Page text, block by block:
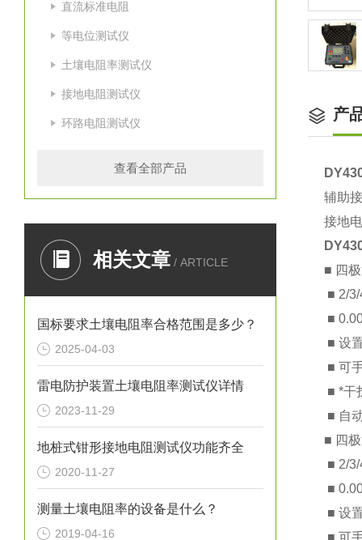
直流标准电阻
等电位测试仪
土壤电阻率测试仪
接地电阻测试仪
环路电阻测试仪
查看全部产品
相关文章 / ARTICLE
国标要求土壤电阻率合格范围是多少？
2025-04-03
雷电防护装置土壤电阻率测试仪详情
2023-11-29
地桩式钳形接地电阻测试仪功能齐全
2020-11-27
测量土壤电阻率的设备是什么？
2019-04-16
产
辅助
接地
■ 四
■ 2/
■
■ 设
■ 可
■ *干
■ 自
■ 四
■ 2/
■
■ 设
■ 可